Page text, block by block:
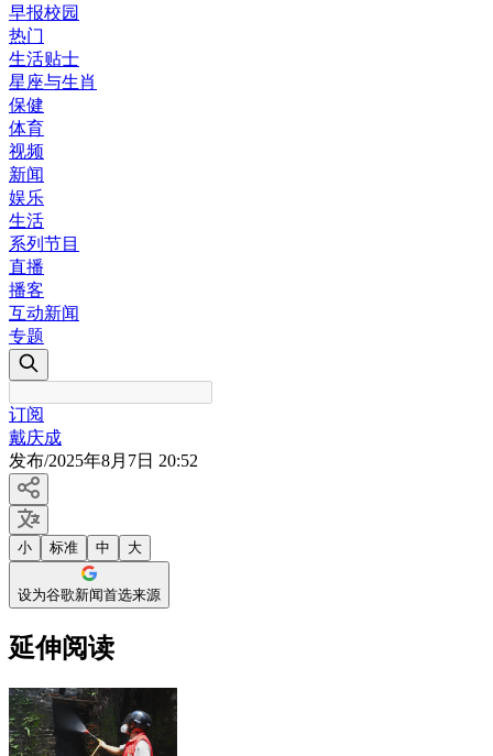
早报校园
热门
生活贴士
星座与生肖
保健
体育
视频
新闻
娱乐
生活
系列节目
直播
播客
互动新闻
专题
订阅
戴庆成
发布/2025年8月7日 20:52
小 标准 中 大
设为谷歌新闻首选来源
延伸阅读